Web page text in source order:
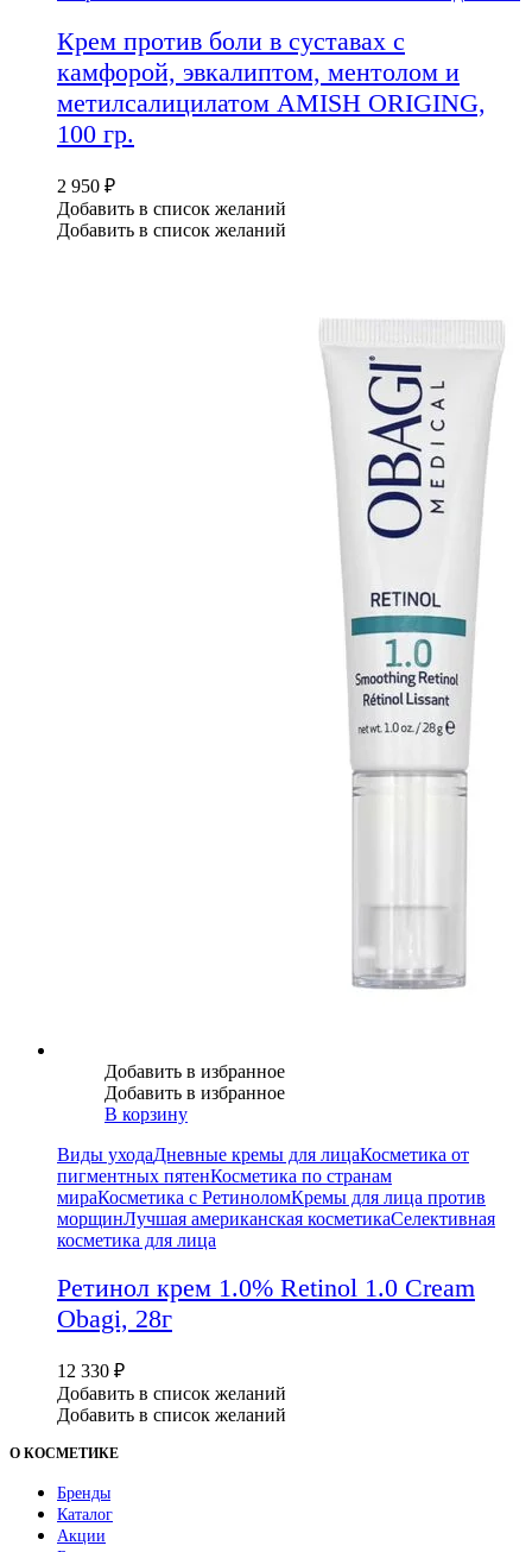
Крем против боли в суставах с
камфорой, эвкалиптом, ментолом и
метилсалицилатом AMISH ORIGING,
100 гр.
2 950 ₽
Добавить в список желаний
Добавить в список желаний
Добавить в избранное
Добавить в избранное
В корзину
Виды уходаДневные кремы для лицаКосметика от
пигментных пятенКосметика по странам
мираКосметика с РетиноломКремы для лица против
морщинЛучшая американская косметикаСелективная
косметика для лица
Ретинол крем 1.0% Retinol 1.0 Cream
Obagi, 28г
12 330 ₽
Добавить в список желаний
Добавить в список желаний
О КОСМЕТИКЕ
Бренды
Каталог
Акции